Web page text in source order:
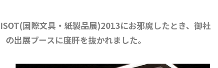
国際文具・紙製品展)2013にお邪魔したとき、御社
の出展ブースに度肝を抜かれました。